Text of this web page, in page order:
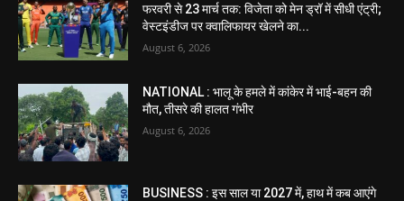
फरवरी से 23 मार्च तक: विजेता को मेन ड्रॉ में सीधी एंट्री;
वेस्टइंडीज पर क्वालिफायर खेलने का...
August 6, 2026
NATIONAL : भालू के हमले में कांकेर में भाई-बहन की
मौत, तीसरे की हालत गंभीर
August 6, 2026
BUSINESS : इस साल या 2027 में, हाथ में कब आएंगे